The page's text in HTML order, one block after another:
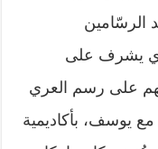
الرسّامين
يشرف على
على رسم العري
يوسف، بأكاديمية